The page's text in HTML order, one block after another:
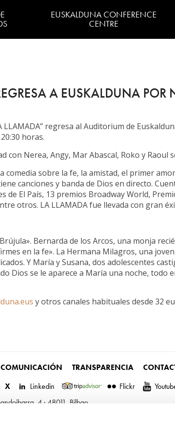
EUSKALDUNA CONFERENCE
CENTRE
Accesos
Sistema de gestión
Sostenibilidad
Accesibilidad Euskalduna
Bilbao – Bizkaia
A EUSKALDUNA POR
regresa al Auditorium de
horas.
con Nerea, Angy, Mar Abascal, Roko y Raoul
comedia sobre la fe, la amistad, el primer
canciones y banda de Dios en directo.
El País, 13 premios Broadway World,
otros. LA LLAMADA fue llevada con gran
Bernarda de los Arcos, una monja
en la fe». La Hermana Milagros, una
Y María y Susana, dos adolescentes
Dios se le aparece a María una noche, todo
y otros canales habituales desde 32
COMUNICACIÓN TRANSPARENCIA
X Linkedin Flickr
4 · 48011, Bilbao